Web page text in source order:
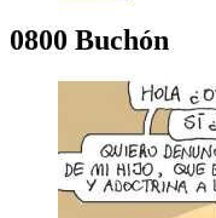
0800 Buchón